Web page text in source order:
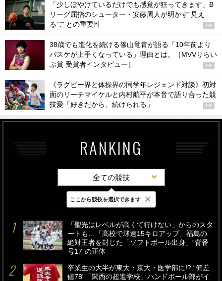
「少しぼやけているだけでも感覚が狂ってきます」B
リーグ屈指のシューター・安藤周人が明かす“見え
る”ことの重要性
PR
38歳でも進化を続ける篠山竜青が語る「10年前より
バスケが上手くなっている」理由とは。［MVVりらい
ぶ賞 受賞者インタビュー］
PR
《ラグビー界と体操界の同学年レジェンド対談》初対
面のリーチマイケルと内村航平が本音で語り合った競
技愛「好きだから、続けられる」
PR
RANKING
全ての競技
最新 24時間 週間
「聖光はレベルが高くて行けない」からのスタ
ートも…「高校で球速15キロアップ」福島の
絶対王者を封じた「ソフトボール出身」“背番
号17”の正体
卒業生の大半が東大・京大・医学部に!? “偏差
値78”「関西の超進学校」ハンドボール部がイ
ここから競技を選択できます ×